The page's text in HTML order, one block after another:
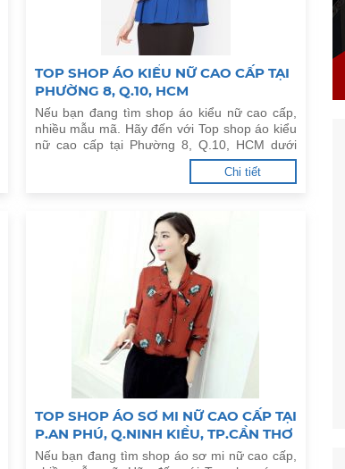
TOP SHOP ÁO KIỂU NỮ CAO CẤP TẠI
PHƯỜNG 8, Q.10, HCM
Nếu bạn đang tìm shop áo kiểu nữ cao cấp,
nhiều mẫu mã. Hãy đến với Top shop áo kiểu
nữ cao cấp tại Phường 8, Q.10, HCM dưới
Chi tiết
TOP SHOP ÁO SƠ MI NỮ CAO CẤP TẠI
P.AN PHÚ, Q.NINH KIỀU, TP.CẦN THƠ
Nếu bạn đang tìm shop áo sơ mi nữ cao cấp,